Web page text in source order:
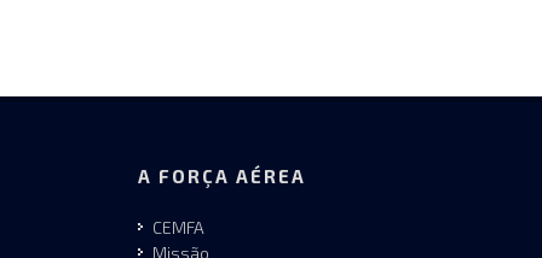
A FORÇA AÉREA
CEMFA
Missão